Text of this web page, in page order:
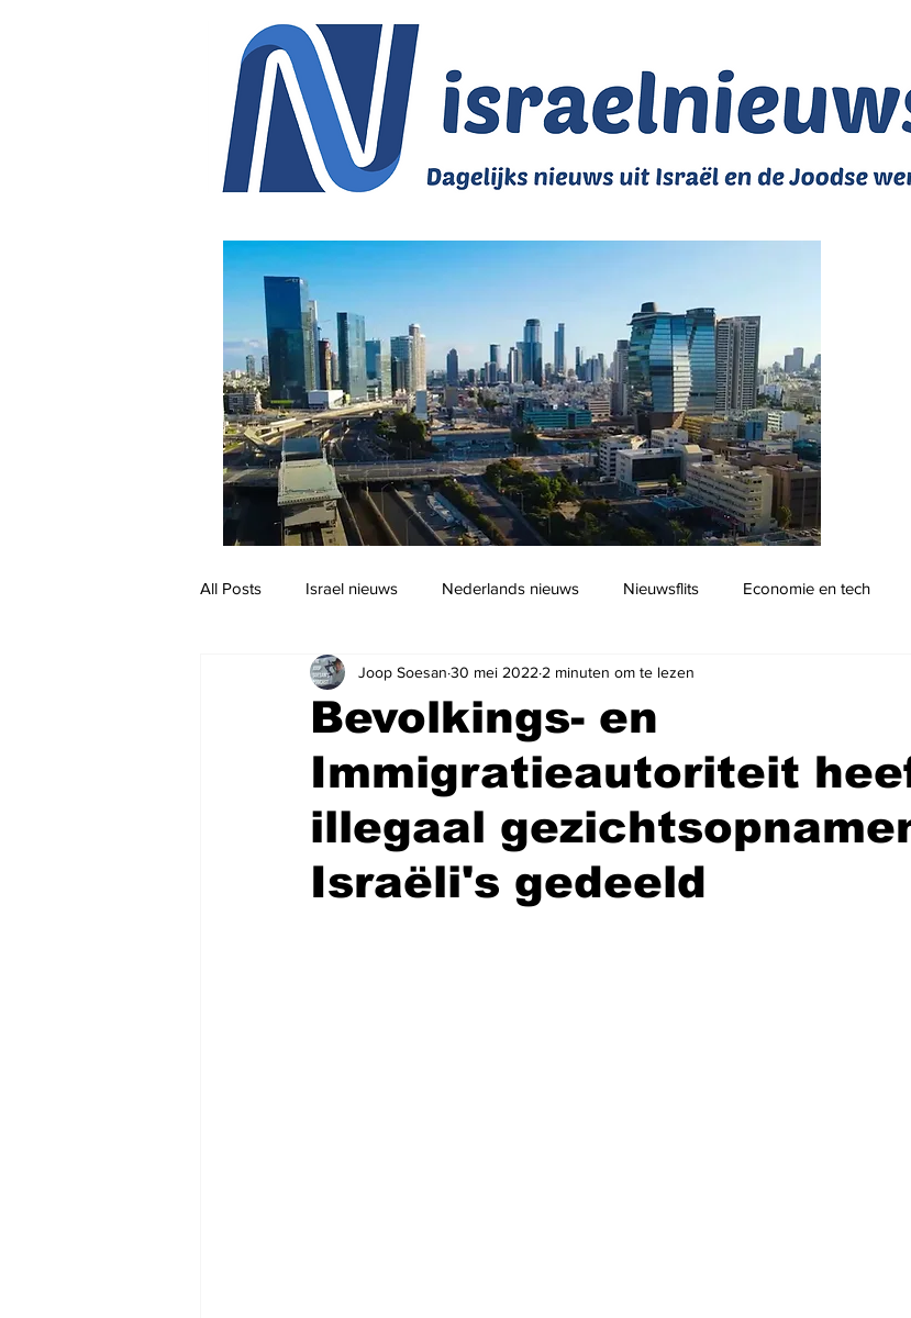
All Posts Israel nieuws Nederlands nieuws Nieuwsflits Economie en tech
Jodendom en cultuur Podcast
Bevolkings- en
Immigratieautoriteit
illegaal
Israëli's gedeeld
Joop Soesan 30 mei 2022 2 minuten om te lezen